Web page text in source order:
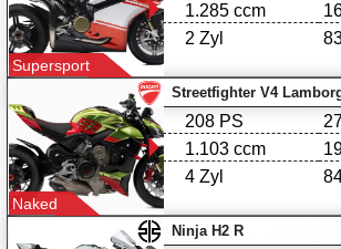
Supersport
1.285 ccm
2 Zyl
Streetfighter V4
Naked
208 PS
1.103 ccm
4 Zyl
Ninja H2 R